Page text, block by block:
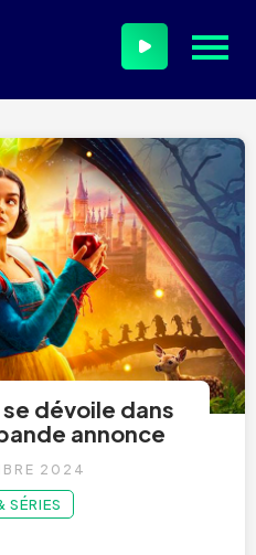
dévoile dans
annonce
2024
SÉRIES